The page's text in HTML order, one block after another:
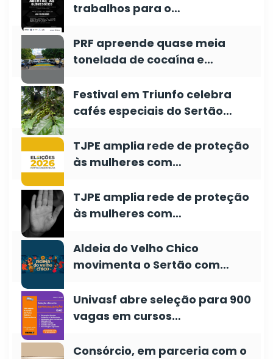
trabalhos para o…
PRF apreende quase meia
tonelada de cocaína e…
Festival em Triunfo celebra
cafés especiais do Sertão…
TJPE amplia rede de proteção
às mulheres com…
TJPE amplia rede de proteção
às mulheres com…
Aldeia do Velho Chico
movimenta o Sertão com…
Univasf abre seleção para 900
vagas em cursos…
Consórcio, em parceria com o